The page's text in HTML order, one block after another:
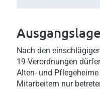
Ausgangslage
Nach den
19-Verordnungen
Alten- und Pflegeheime
Mitarbeitern nur